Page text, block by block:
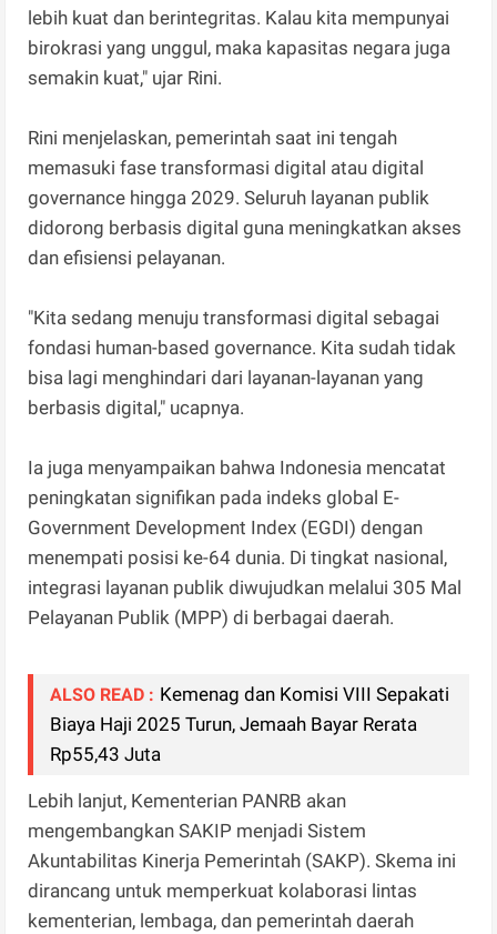
lebih kuat dan berintegritas. Kalau kita mempunyai
birokrasi yang unggul, maka kapasitas negara juga
semakin kuat," ujar Rini.
Rini menjelaskan, pemerintah saat ini tengah
memasuki fase transformasi digital atau digital
governance hingga 2029. Seluruh layanan publik
didorong berbasis digital guna meningkatkan akses
dan efisiensi pelayanan.
"Kita sedang menuju transformasi digital sebagai
fondasi human-based governance. Kita sudah tidak
bisa lagi menghindari dari layanan-layanan yang
berbasis digital," ucapnya.
Ia juga menyampaikan bahwa Indonesia mencatat
peningkatan signifikan pada indeks global E-
Government Development Index (EGDI) dengan
menempati posisi ke-64 dunia. Di tingkat nasional,
integrasi layanan publik diwujudkan melalui 305 Mal
Pelayanan Publik (MPP) di berbagai daerah.
ALSO READ : Kemenag dan Komisi VIII Sepakati
Biaya Haji 2025 Turun, Jemaah Bayar Rerata
Rp55,43 Juta
Lebih lanjut, Kementerian PANRB akan
mengembangkan SAKIP menjadi Sistem
Akuntabilitas Kinerja Pemerintah (SAKP). Skema ini
dirancang untuk memperkuat kolaborasi lintas
kementerian, lembaga, dan pemerintah daerah